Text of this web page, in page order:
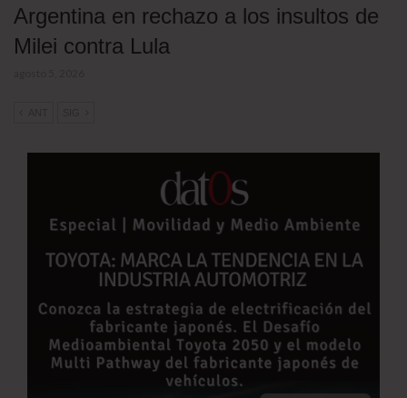
Argentina en rechazo a los insultos de
Milei contra Lula